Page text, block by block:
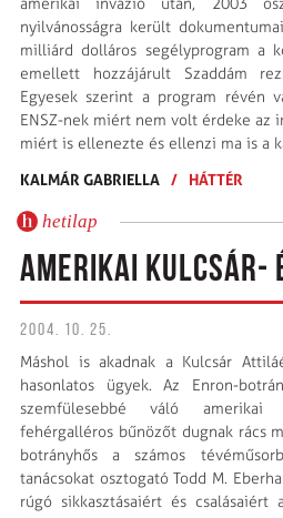
nyilvánosságra került
milliárd dolláros segélyprogram a
emellett hozzájárult Szaddám
Egyesek szerint a program révén
ENSZ-nek miért nem volt érdeke az
miért is ellenezte és ellenzi ma is a
KALMÁR GABRIELLA / HÁTTÉR
hetilap
AMERIKAI KULCSÁR-
2004. 10. 25.
Máshol is akadnak a Kulcsár
hasonlatos ügyek. Az Enron-
szemfülesebbé váló
fehérgalléros bűnözőt dugnak rács
botrányhős a számos
tanácsokat osztogató Todd M.
rúgó sikkasztásaiért és